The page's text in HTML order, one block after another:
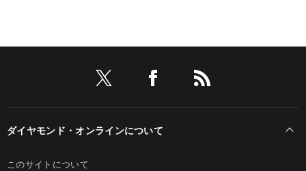
ダイヤモンド・オンラインについて
このサイトについて